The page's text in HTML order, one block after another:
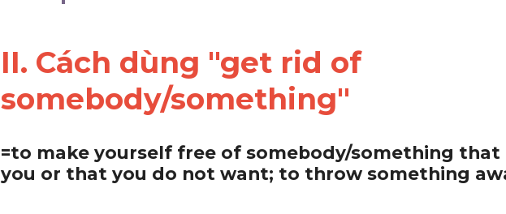
II. Cách dùng "get rid of
somebody/something"
=to make yourself free of somebody/something that
you or that you do not want; to throw something